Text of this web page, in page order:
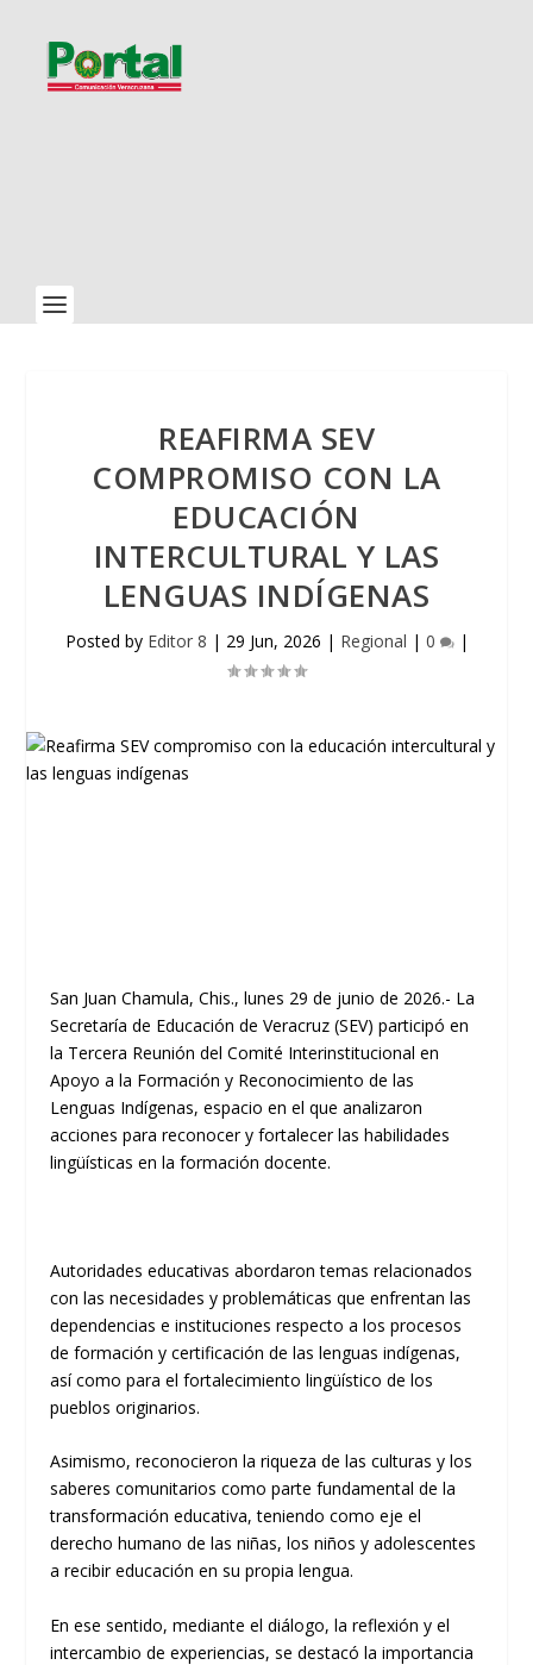
REAFIRMA SEV
COMPROMISO CON LA
EDUCACIÓN
INTERCULTURAL Y LAS
LENGUAS INDÍGENAS
Posted by Editor 8 | 29 Jun, 2026 | Regional | 0 |
San Juan Chamula, Chis., lunes 29 de junio de 2026.- La
Secretaría de Educación de Veracruz (SEV) participó en
la Tercera Reunión del Comité Interinstitucional en
Apoyo a la Formación y Reconocimiento de las
Lenguas Indígenas, espacio en el que analizaron
acciones para reconocer y fortalecer las habilidades
lingüísticas en la formación docente.
Autoridades educativas abordaron temas relacionados
con las necesidades y problemáticas que enfrentan las
dependencias e instituciones respecto a los procesos
de formación y certificación de las lenguas indígenas,
así como para el fortalecimiento lingüístico de los
pueblos originarios.
Asimismo, reconocieron la riqueza de las culturas y los
saberes comunitarios como parte fundamental de la
transformación educativa, teniendo como eje el
derecho humano de las niñas, los niños y adolescentes
a recibir educación en su propia lengua.
En ese sentido, mediante el diálogo, la reflexión y el
intercambio de experiencias, se destacó la importancia